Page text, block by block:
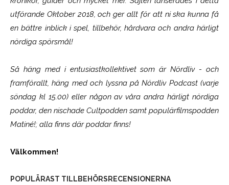
utförande Oktober 2018, och ger allt för att ni ska kunna få
en bättre inblick i spel, tillbehör, hårdvara och andra härligt
nördiga spörsmål!
Så häng med i entusiastkollektivet som ärNördliv- och
framförallt, häng med och lyssna på Nördliv Podcast (varje
söndag kl 15.00) eller någon av våra andra härligt nördiga
poddar, den nischade Cultpodden samt populärfilmspodden
Matiné!; alla finns där poddar finns!
Välkommen!
POPULÄRAST TILLBEHÖRSRECENSIONERNA